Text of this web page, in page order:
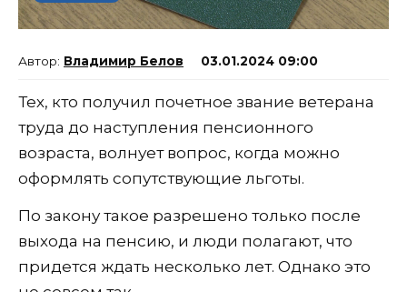
Владимир Белов 03.01.2024 09:00
Тех, кто получил почетное звание ветерана
труда до наступления пенсионного
возраста, волнует вопрос, когда можно
оформлять сопутствующие льготы.
По закону такое разрешено только после
выхода на пенсию, и люди полагают, что
придется ждать несколько лет. Однако это